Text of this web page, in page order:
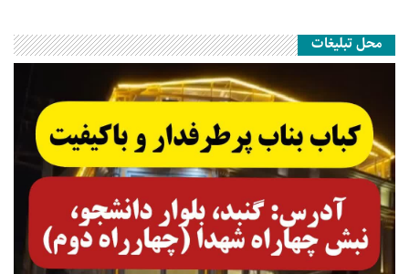
محل تبلیغات